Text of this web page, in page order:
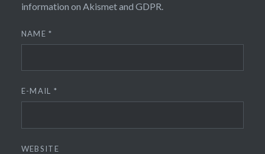
information on Akismet and GDPR.
NAME*
E-MAIL *
WEBSITE